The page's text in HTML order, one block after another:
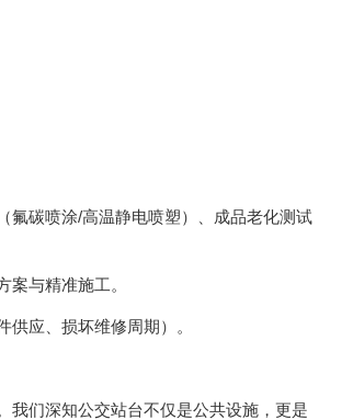
碳喷涂/高温静电喷塑）、成品老化测试
与精准施工。
应、损坏维修周期）。
们深知公交站台不仅是公共设施，更是